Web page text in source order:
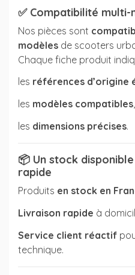
✅ Compatibilité
Nos pièces sont
modèles de scooters
Chaque fiche produit
les références d’origine
les modèles compatibles,
les dimensions précises.
📦 Un stock
rapide
Produits en stock en
Livraison rapide à
Service client réactif
technique.